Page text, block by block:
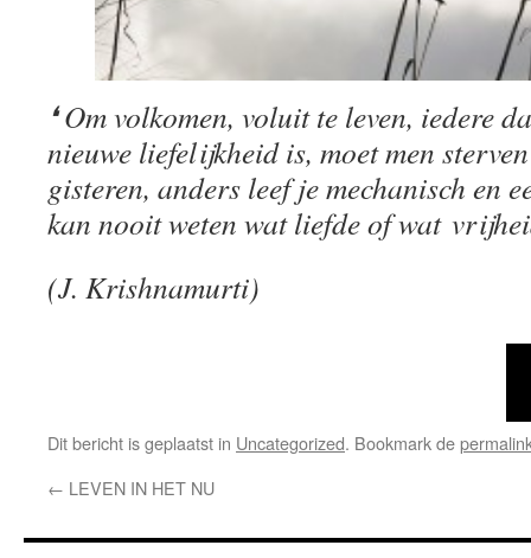
❛ Om volkomen, voluit te leven, iedere
nieuwe liefelijkheid is, moet men
gisteren, anders leef je mechanisch en
kan nooit weten wat liefde of wat
(J. Krishnamurti)
Dit bericht is geplaatst in Uncategorized. Bookmark de
← LEVEN IN HET NU